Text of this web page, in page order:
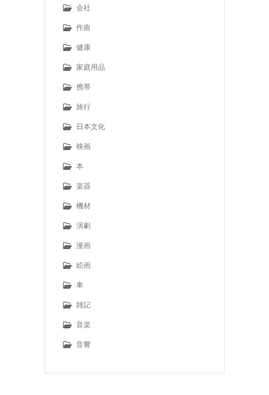
会社
作曲
健康
家庭用品
携帯
旅行
日本文化
映画
本
楽器
機材
演劇
漫画
絵画
車
雑記
音楽
音響